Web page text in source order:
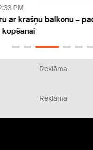
PM
ar krāšņu balkonu –
kopšanai
Reklāma
Reklāma